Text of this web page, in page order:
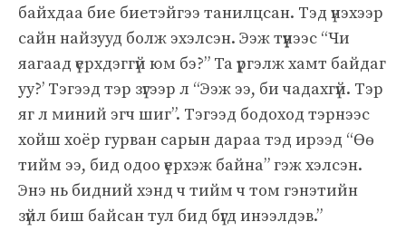
байхдаа бие биетэйгээ танилцсан. Тэд үнэхээр
сайн найзууд болж эхэлсэн. Ээж түүнээс “Чи
яагаад үерхдэггүй юм бэ?” Та үргэлж хамт байдаг
уу?’ Тэгээд тэр зүгээр л “Ээж ээ, би чадахгүй. Тэр
яг л миний эгч шиг”. Тэгээд бодоход тэрнээс
хойш хоёр гурван сарын дараа тэд ирээд “Өө
тийм ээ, бид одоо үерхэж байна” гэж хэлсэн.
Энэ нь бидний хэнд ч тийм ч том гэнэтийн
зүйл биш байсан тул бид бүгд инээлдэв.”